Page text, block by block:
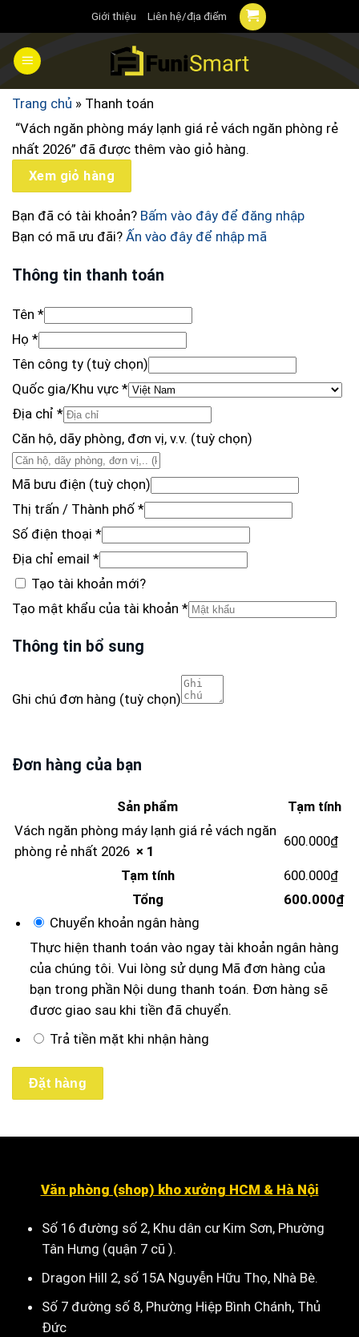
đến
nội
dung
Giới thiệu Liên hệ/địa điểm
Trang chủ » Thanh toán
“Vách ngăn phòng máy lạnh giá rẻ vách ngăn phòng rẻ
nhất 2026” đã được thêm vào giỏ hàng.
Xem giỏ hàng
Bạn đã có tài khoản? Bấm vào đây để đăng nhập
Bạn có mã ưu đãi? Ấn vào đây để nhập mã
Thông tin thanh toán
Tên *
Họ *
Tên công ty (tuỳ chọn)
Quốc gia/Khu vực *
Địa chỉ *
Căn hộ, dãy phòng, đơn vị, v.v. (tuỳ chọn)
Mã bưu điện (tuỳ chọn)
Thị trấn / Thành phố *
Số điện thoại *
Địa chỉ email *
Tạo tài khoản mới?
Tạo mật khẩu của tài khoản *
Thông tin bổ sung
Ghi chú đơn hàng (tuỳ chọn)
Đơn hàng của bạn
Sản phẩm
Tạm tính
Vách ngăn phòng máy lạnh giá rẻ vách ngăn
phòng rẻ nhất 2026 × 1
600.000₫
Tạm tính 600.000₫
Tổng
600.000₫
Chuyển khoản ngân hàng
Thực hiện thanh toán vào ngay tài khoản ngân hàng
của chúng tôi. Vui lòng sử dụng Mã đơn hàng của
bạn trong phần Nội dung thanh toán. Đơn hàng sẽ
đươc giao sau khi tiền đã chuyển.
Trả tiền mặt khi nhận hàng
Đặt hàng
Văn phòng (shop) kho xưởng HCM & Hà Nội
Số 16 đường số 2, Khu dân cư Kim Sơn, Phường
Tân Hưng (quận 7 cũ ).
Dragon Hill 2, số 15A Nguyễn Hữu Thọ, Nhà Bè.
Số 7 đường số 8, Phường Hiệp Bình Chánh, Thủ
Đức